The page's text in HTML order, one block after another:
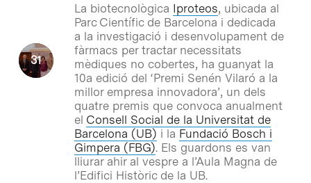
La biotecnològica Iproteos, ubicada al
Parc Científic de Barcelona i dedicada
a la investigació i desenvolupament de
fàrmacs per tractar necessitats
mèdiques no cobertes, ha guanyat la
10a edició del ‘Premi Senén Vilaró a la
millor empresa innovadora’, un dels
quatre premis que convoca anualment
el Consell Social de la Universitat de
Barcelona (UB) i la Fundació Bosch i
Gimpera (FBG). Els guardons es van
lliurar ahir al vespre a l’Aula Magna de
l’Edifici Històric de la UB.